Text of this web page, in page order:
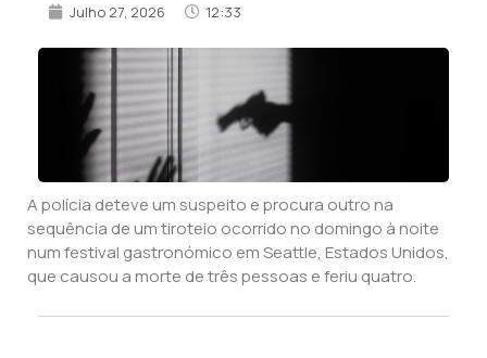
Julho 27, 2026 12:33
A polícia deteve um suspeito e procura outro na
sequência de um tiroteio ocorrido no domingo à noite
num festival gastronómico em Seattle, Estados Unidos,
que causou a morte de três pessoas e feriu quatro.